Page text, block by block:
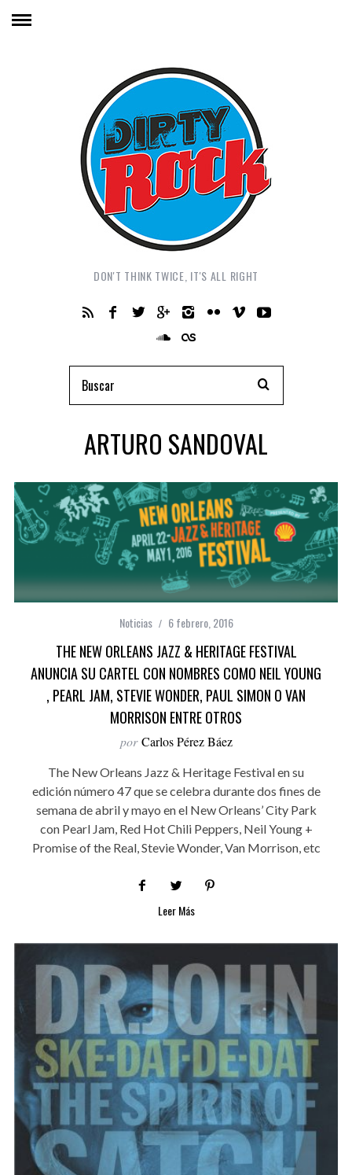
DON'T THINK TWICE, IT'S ALL RIGHT
ARTURO SANDOVAL
Noticias 6 febrero, 2016
THE NEW ORLEANS JAZZ & HERITAGE FESTIVAL
ANUNCIA SU CARTEL CON NOMBRES COMO NEIL YOUNG
, PEARL JAM, STEVIE WONDER, PAUL SIMON O VAN
MORRISON ENTRE OTROS
por Carlos Pérez Báez
The New Orleans Jazz & Heritage Festival en su
edición número 47 que se celebra durante dos fines de
semana de abril y mayo en el New Orleans’ City Park
con Pearl Jam, Red Hot Chili Peppers, Neil Young +
Promise of the Real, Stevie Wonder, Van Morrison, etc
Leer Más